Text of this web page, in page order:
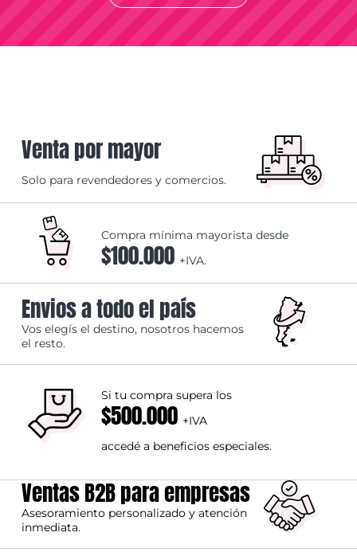
Venta por mayor
Solo para revendedores y comercios.
Compra mínima mayorista desde
$100.000 +IVA.
Envios a todo el país
Vos elegís el destino, nosotros hacemos
el resto.
Si tu compra supera los
$500.000 +IVA
accedé a beneficios especiales.
Ventas B2B para empresas
Asesoramiento personalizado y atención
inmediata.